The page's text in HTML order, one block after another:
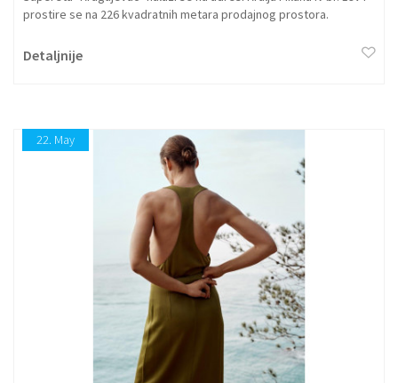
prostire se na 226 kvadratnih metara prodajnog prostora.
Detaljnije
22. May